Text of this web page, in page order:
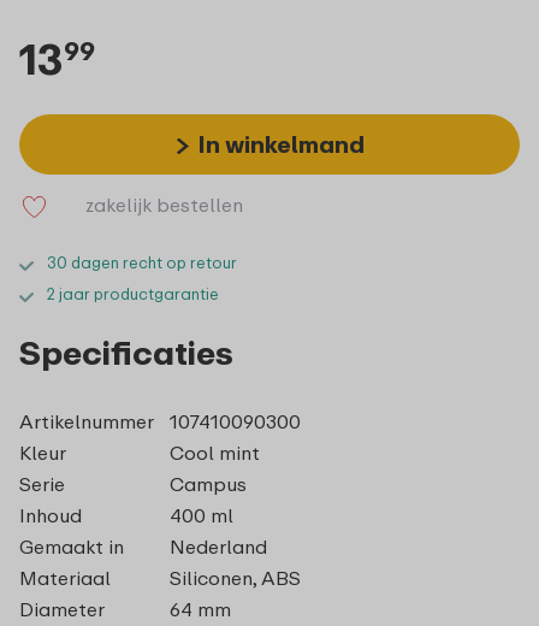
1399
In winkelmand
zakelijk bestellen
30 dagen recht op retour
2 jaar productgarantie
Specificaties
Artikelnummer
107410090300
Kleur
Cool mint
Serie
Campus
Inhoud
400 ml
Gemaakt in
Nederland
Materiaal
Siliconen, ABS
Diameter
64 mm